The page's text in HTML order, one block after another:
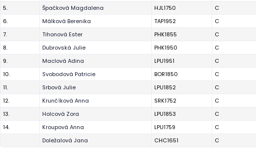
5.
Špačková Magdalena HJL1750 C
6.
Málková Berenika TAP1952 C
7.
Tihonová Ester PHK1855 C
8.
Dubrovská Julie PHK1950 C
9.
Maclová Adina LPU1951 C
10.
Svobodová Patricie BOR1850 C
11.
Srbová Julie LPU1852 C
12.
Krunčíková Anna SRK1752 C
13.
Holcová Zora LPU1853 C
14.
Kroupová Anna LPU1759 C
Doležalová Jana
CHC1651 C